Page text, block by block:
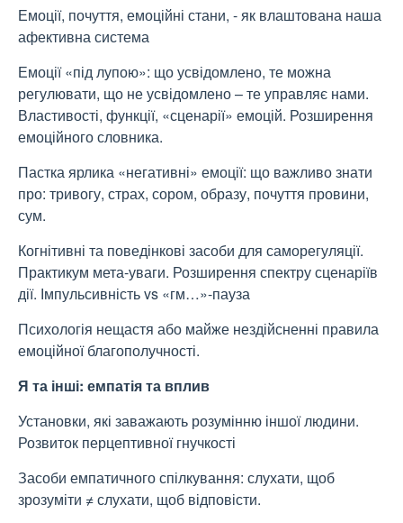
Емоції, почуття, емоційні стани, - як влаштована наша
афективна система
Емоції «під лупою»: що усвідомлено, те можна
регулювати, що не усвідомлено – те управляє нами.
Властивості, функції, «сценарії» емоцій. Розширення
емоційного словника.
Пастка ярлика «негативні» емоції: що важливо знати
про: тривогу, страх, сором, образу, почуття провини,
сум.
Когнітивні та поведінкові засоби для саморегуляції.
Практикум мета-уваги. Розширення спектру сценаріїв
дії. Імпульсивність vs «гм…»-пауза
Психологія нещастя або майже нездійсненні правила
емоційної благополучності.
Я та інші: емпатія та вплив
Установки, які заважають розумінню іншої людини.
Розвиток перцептивної гнучкості
Засоби емпатичного спілкування: слухати, щоб
зрозуміти ≠ слухати, щоб відповісти.